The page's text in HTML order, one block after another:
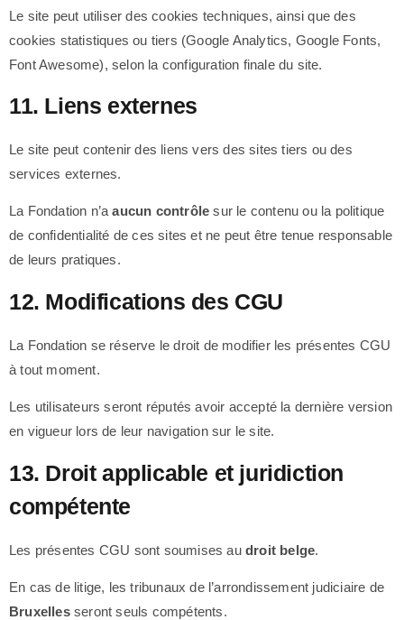
Le site peut utiliser des cookies techniques, ainsi que des
cookies statistiques ou tiers (Google Analytics, Google Fonts,
Font Awesome), selon la configuration finale du site.
11. Liens externes
Le site peut contenir des liens vers des sites tiers ou des
services externes.
La Fondation n’aaucun contrôle sur le contenu ou la politique
de confidentialité de ces sites et ne peut être tenue responsable
de leurs pratiques.
12. Modifications des CGU
La Fondation se réserve le droit de modifier les présentes CGU
à tout moment.
Les utilisateurs seront réputés avoir accepté la dernière version
en vigueur lors de leur navigation sur le site.
13. Droit applicable et juridiction
compétente
Les présentes CGU sont soumises au droit belge.
En cas de litige, les tribunaux de l’arrondissement judiciaire de
Bruxellesseront seuls compétents.